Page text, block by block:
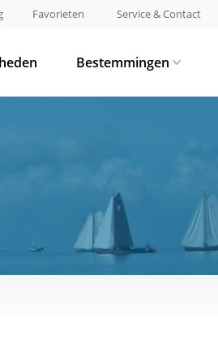
Favorieten Service & Contact
Bestemmingen